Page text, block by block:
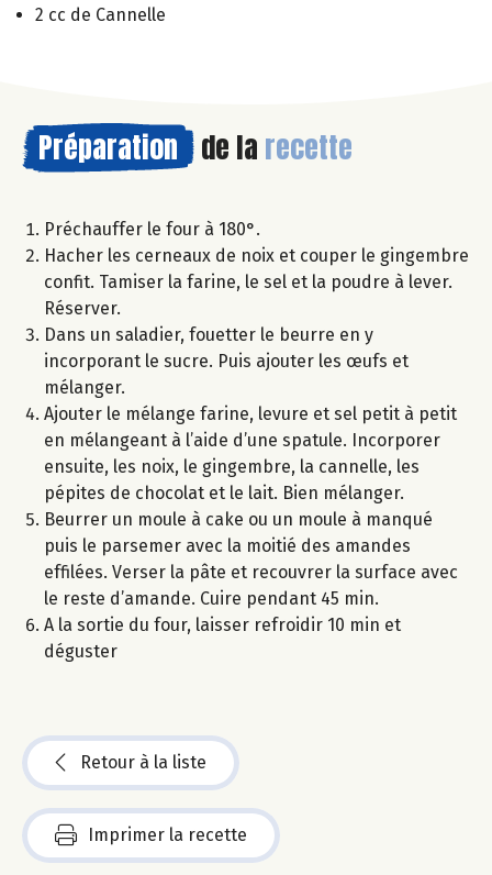
2 cc de Cannelle
Préparation de la recette
Préchauffer le four à 180°.
Hacher les cerneaux de noix et couper le gingembre
confit. Tamiser la farine, le sel et la poudre à lever.
Réserver.
Dans un saladier, fouetter le beurre en y
incorporant le sucre. Puis ajouter les œufs et
mélanger.
Ajouter le mélange farine, levure et sel petit à petit
en mélangeant à l’aide d’une spatule. Incorporer
ensuite, les noix, le gingembre, la cannelle, les
pépites de chocolat et le lait. Bien mélanger.
Beurrer un moule à cake ou un moule à manqué
puis le parsemer avec la moitié des amandes
effilées. Verser la pâte et recouvrer la surface avec
le reste d’amande. Cuire pendant 45 min.
A la sortie du four, laisser refroidir 10 min et
déguster
Retour à la liste
Imprimer la recette